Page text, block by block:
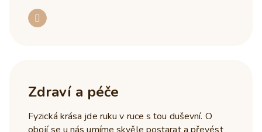
Zdraví a péče
Fyzická krása jde ruku v ruce s tou duševní. O